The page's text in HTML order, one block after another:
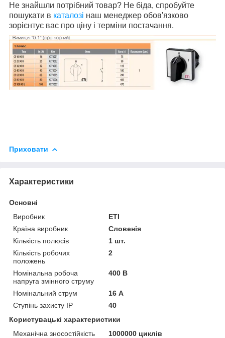
Не знайшли потрібний товар? Не біда, спробуйте
пошукати в каталозі наш менеджер обов'язково
зорієнтує вас про ціну і терміни постачання.
Приховати
Характеристики
Основні
Виробник
ETI
Країна виробник
Словенія
Кількість полюсів
1 шт.
Кількість робочих
положень
2
Номінальна робоча
напруга змінного струму
400 В
Номінальний струм
16 А
Ступінь захисту IP
40
Користувацькі характеристики
Механічна зносостійкість
1000000 циклів